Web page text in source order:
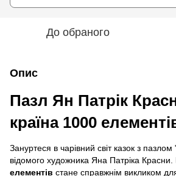
До обраного
Опис
Пазл Ян Патрік
країна 1000
Зануртеся в чарівний світ казок з пазлом
відомого художника Яна Патріка
елементів стане справжнім викликом